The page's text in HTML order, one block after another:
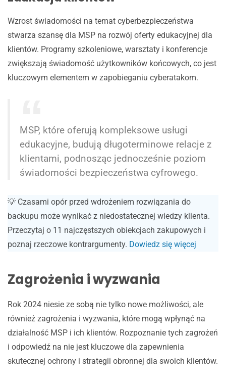
Wzrost świadomości na temat cyberbezpieczeństwa
stwarza szansę dla MSP na rozwój oferty edukacyjnej dla
klientów. Programy szkoleniowe, warsztaty i konferencje
zwiększają świadomość użytkowników końcowych, co jest
kluczowym elementem w zapobieganiu cyberatakom.
MSP, które oferują kompleksowe usługi
edukacyjne, budują długoterminowe relacje z
klientami, podnosząc jednocześnie poziom
świadomości bezpieczeństwa cyfrowego.
💡 Czasami opór przed wdrożeniem rozwiązania do
backupu może wynikać z niedostatecznej wiedzy klienta.
Przeczytaj o 11 najczęstszych obiekcjach zakupowych i
poznaj rzeczowe kontrargumenty. Dowiedz się więcej
Zagrożenia i wyzwania
Rok 2024 niesie ze sobą nie tylko nowe możliwości, ale
również zagrożenia i wyzwania, które mogą wpłynąć na
działalność MSP i ich klientów. Rozpoznanie tych zagrożeń
i odpowiedź na nie jest kluczowe dla zapewnienia
skutecznej ochrony i strategii obronnej dla swoich klientów.